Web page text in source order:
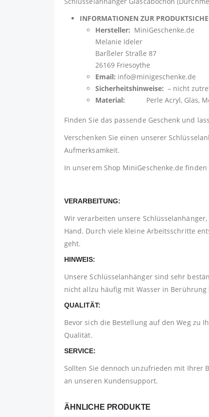
INFORMATIONEN ZUR
Hersteller: MiniGeschenke.de
Melanie Ideler
Barßeler Straße 87
26169 Friesoythe
Email: info@minigeschenke.de
Sicherheitshinweise: – nicht
Material: Perle Acryl, Glas,
Finden Sie das passende Geschenk und
Verschenken Sie einen unserer
Aufmerksamkeit.
In unserem Shop MiniGeschenke.de finden
VERARBEITUNG:
Wir verarbeiten unsere
Hand. Durch viele kleine Arbeitsschritte
geht.
HINWEIS:
Unsere Schlüsselanhänger sind sehr
nicht allzu häufig mit Wasser in Berührung
QUALITÄT:
Bevor sich die Bestellung auf den Weg zu
Qualität.
SERVICE:
Sollten Sie dennoch unzufrieden mit Ihrer
an unseren Kundensupport.
ÄHNLICHE PRODUKTE